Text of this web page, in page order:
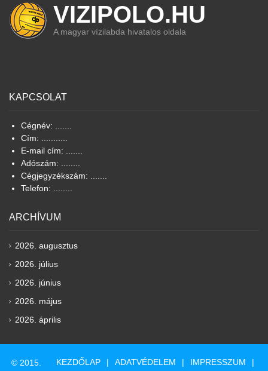
VIZIPOLO.HU
A magyar vízilabda hivatalos oldala
KAPCSOLAT
Cégnév: .......
Cím: ...........
E-mail cím: .......
Adószám: ........
Cégjegyzékszám: .......
Telefon: ........
ARCHÍVUM
2026. augusztus
2026. július
2026. június
2026. május
2026. április
© 2015. KEZDŐLAP ADATVÉDELEM IMPRESSZUM